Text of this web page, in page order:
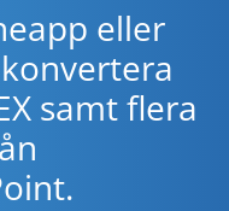
eller
samt flera